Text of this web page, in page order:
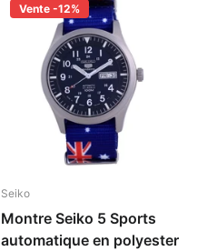
Vente -12%
Seiko
Montre Seiko 5 Sports
automatique en polyester